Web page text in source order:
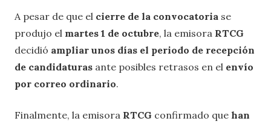
A pesar de que el cierre de la convocatoria se
produjo el martes 1 de octubre, la emisora RTCG
decidió ampliar unos días el periodo de recepción
de candidaturas ante posibles retrasos en el envío
por correo ordinario.
Finalmente, la emisora RTCG confirmado que han